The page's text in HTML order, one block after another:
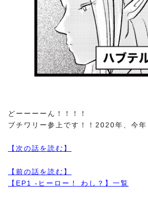
どーーーーん！！！！
ブチワリー参上です！！2020年、今
【次の話を読む】
【前の話を読む】
【EP1 -ヒーロー！ わし？】一覧